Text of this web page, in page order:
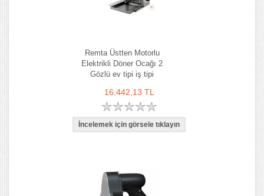
Remta Üstten Motorlu
Elektrikli Döner Ocağı 2
Gözlü ev tipi iş tipi
16.442,13 TL